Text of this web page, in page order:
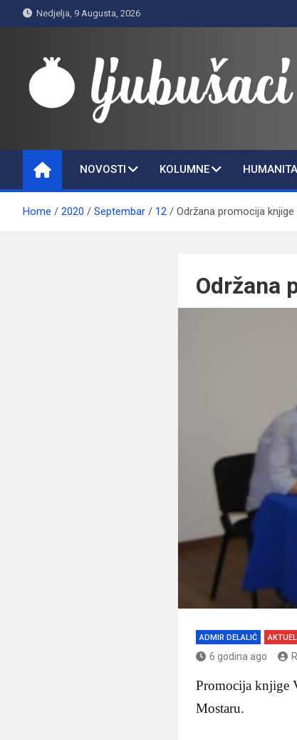
to
Nedjelja, 9 Augusta, 2026
Ljubušaci
NOVOSTI KOLUMNE
Home 2020 Septembar 12 Održana promocija knjige
Održana
ADMIR DELALIĆ
6 godina ago
Promocija knjige
Mostaru.